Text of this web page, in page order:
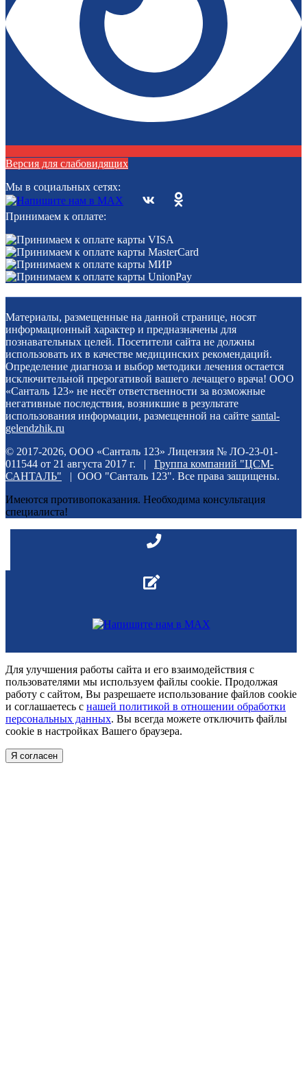
Версия для слабовидящих
Мы в социальных сетях:
Принимаем к оплате:
Материалы, размещенные на данной странице, носят
информационный характер и предназначены для
познавательных целей. Посетители сайта не должны
использовать их в качестве медицинских рекомендаций.
Определение диагноза и выбор методики лечения остается
исключительной прерогативой вашего лечащего врача! ООО
«Санталь 123» не несёт ответственности за возможные
негативные последствия, возникшие в результате
использования информации, размещенной на сайте santal-
gelendzhik.ru
© 2017-2026, ООО «Санталь 123» Лицензия № ЛО-23-01-
011544 от 21 августа 2017 г. | Группа компаний "ЦСМ-
САНТАЛЬ" | ООО "Санталь 123". Все права защищены.
Имеются противопоказания. Необходима консультация
специалиста!
Для улучшения работы сайта и его взаимодействия с
пользователями мы используем файлы cookie. Продолжая
работу с сайтом, Вы разрешаете использование файлов cookie
и соглашаетесь с нашей политикой в отношении обработки
персональных данных. Вы всегда можете отключить файлы
cookie в настройках Вашего браузера.
Я согласен